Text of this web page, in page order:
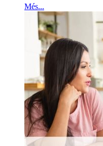
Més...